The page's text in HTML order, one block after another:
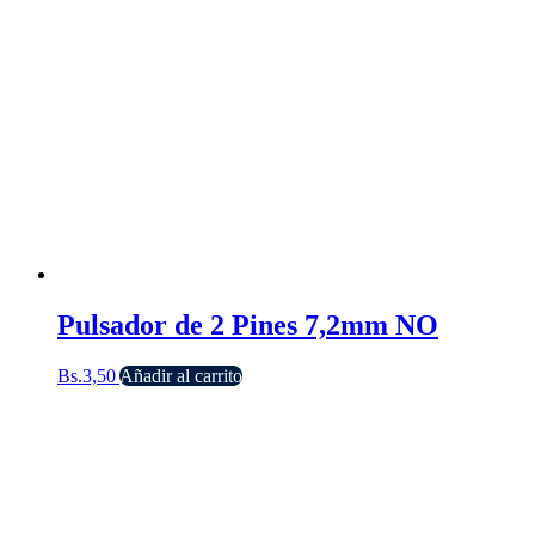
Pulsador de 2 Pines 7,2mm NO
Bs.3,50Añadir al carrito